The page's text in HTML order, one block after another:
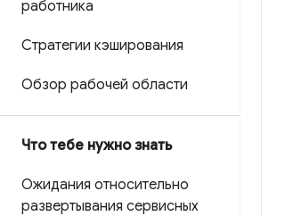
работника
Стратегии кэширования
Обзор рабочей области
Что тебе нужно знать
Ожидания относительно
развертывания сервисных